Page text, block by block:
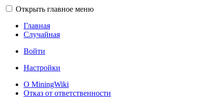
Открыть главное меню
Главная
Случайная
Войти
Настройки
О MiningWiki
Отказ от ответственности